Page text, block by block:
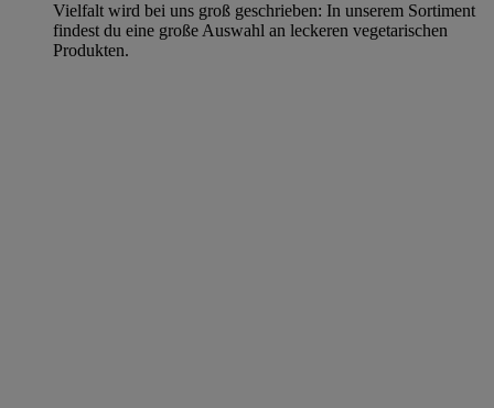
Vielfalt wird bei uns groß geschrieben: In unserem Sortiment
findest du eine große Auswahl an leckeren vegetarischen
Produkten.